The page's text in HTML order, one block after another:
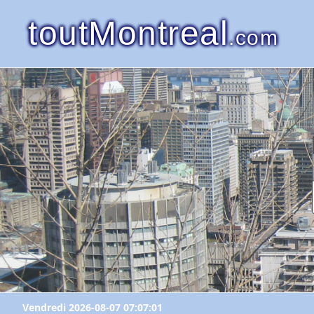
toutMontreal.com
Vendredi 2026-08-07 07:07:01